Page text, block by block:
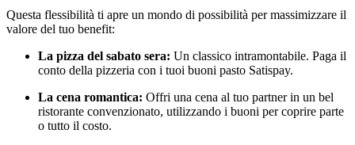
Questa flessibilità ti apre un mondo di possibilità per massimizzare il
valore del tuo benefit:
La pizza del sabato sera: Un classico intramontabile. Paga il
conto della pizzeria con i tuoi buoni pasto Satispay.
La cena romantica: Offri una cena al tuo partner in un bel
ristorante convenzionato, utilizzando i buoni per coprire parte
o tutto il costo.